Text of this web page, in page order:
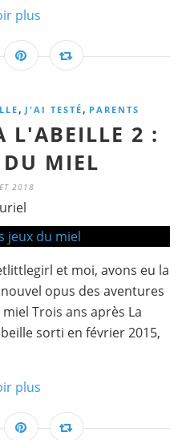
plus
, J'AI TESTÉ , PARENTS
L'ABEILLE 2 :
DU MIEL
2018
et moi, avons eu la
opus des aventures
Trois ans après La
sorti en février 2015,
plus